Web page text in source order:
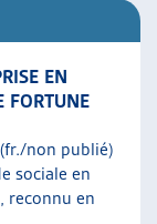
EN
FORTUNE
non publié)
sociale en
reconnu en